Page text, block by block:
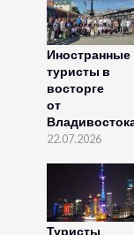
Иностранные
туристы в
восторге
от
22.07.2026
Туристы